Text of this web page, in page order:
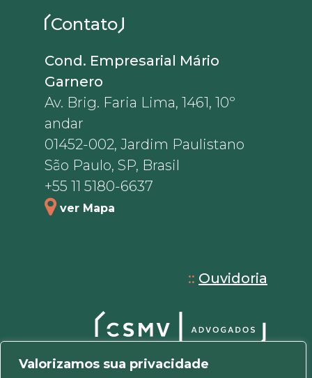
Valorizamos sua privacidade
Contato
Cond. Empresarial Mário
Garnero
Av. Brig. Faria Lima, 1461, 10º
andar
01452-002, Jardim Paulistano
São Paulo, SP, Brasil
+55 11 5180-6637
ver Mapa
:: Ouvidoria